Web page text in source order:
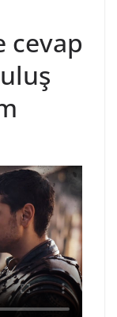
cevap